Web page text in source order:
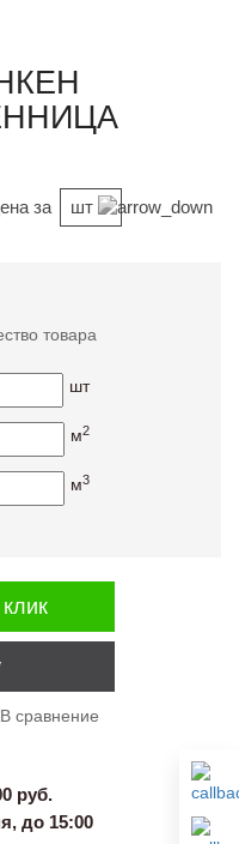
за шт
товара
шт
м2
м3
руб.
до 15:00